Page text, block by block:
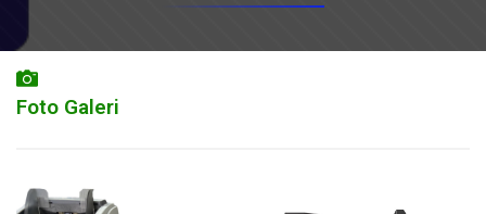
Foto Galeri